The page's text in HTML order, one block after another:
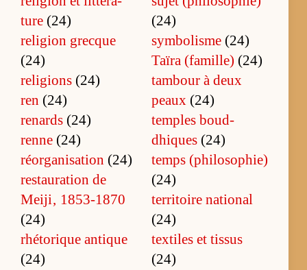
ture (24)
re­li­gion grecque
(24)
religions (24)
ren (24)
renards (24)
renne (24)
réorganisation (24)
res­tau­ra­tion de
Meiji‚ 1853-1870
(24)
rhé­to­rique an­tique
(24)
(24)
symbolisme (24)
Taïra (fa­mil­le) (24)
tam­bour à deux
peaux (24)
temples boud­
dhiques (24)
temps (phi­lo­so­phie)
(24)
ter­ri­toire na­tio­nal
(24)
tex­tiles et tis­sus
(24)